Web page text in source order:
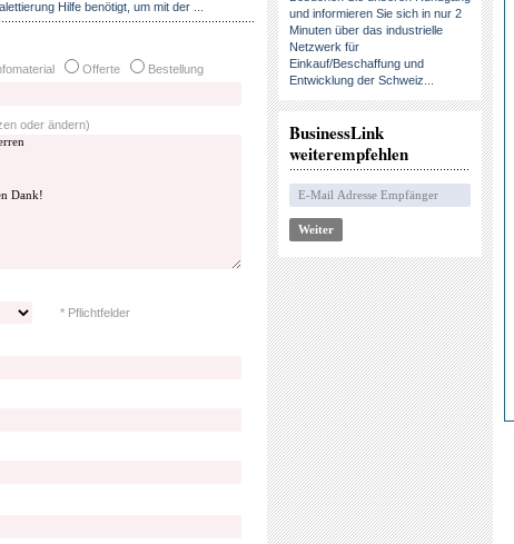
Hilfe benötigt, um mit der ...
Offerte Bestellung
oder ändern)
* Pflichtfelder
und informieren Sie sich in nur 2
Minuten über das industrielle
Netzwerk für
Einkauf/Beschaffung und
Entwicklung der Schweiz...
BusinessLink
weiterempfehlen